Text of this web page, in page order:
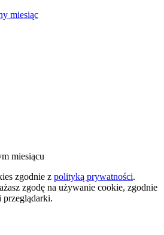
miesiąc
miesiącu
zgodnie z polityką prywatności.
zgodę na używanie cookie, zgodnie
przeglądarki.